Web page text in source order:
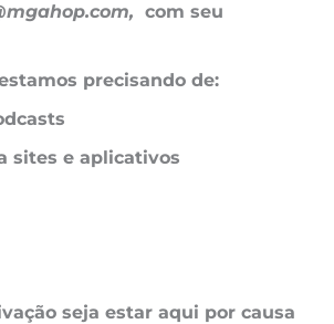
com seu
precisando de:
sites e aplicativos
seja estar aqui por causa